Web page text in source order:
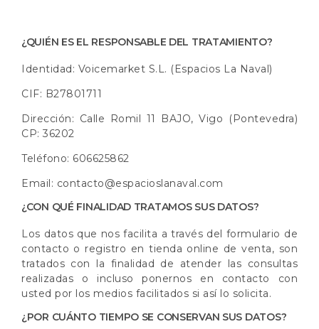
¿QUIÉN ES EL RESPONSABLE DEL TRATAMIENTO?
Identidad: Voicemarket S.L. (Espacios La Naval)
CIF: B27801711
Dirección: Calle Romil 11 BAJO, Vigo (Pontevedra)
CP: 36202
Teléfono: 606625862
Email: contacto@espacioslanaval.com
¿CON QUÉ FINALIDAD TRATAMOS SUS DATOS?
Los datos que nos facilita a través del formulario de
contacto o registro en tienda online de venta, son
tratados con la finalidad de atender las consultas
realizadas o incluso ponernos en contacto con
usted por los medios facilitados si así lo solicita.
¿POR CUÁNTO TIEMPO SE CONSERVAN SUS DATOS?